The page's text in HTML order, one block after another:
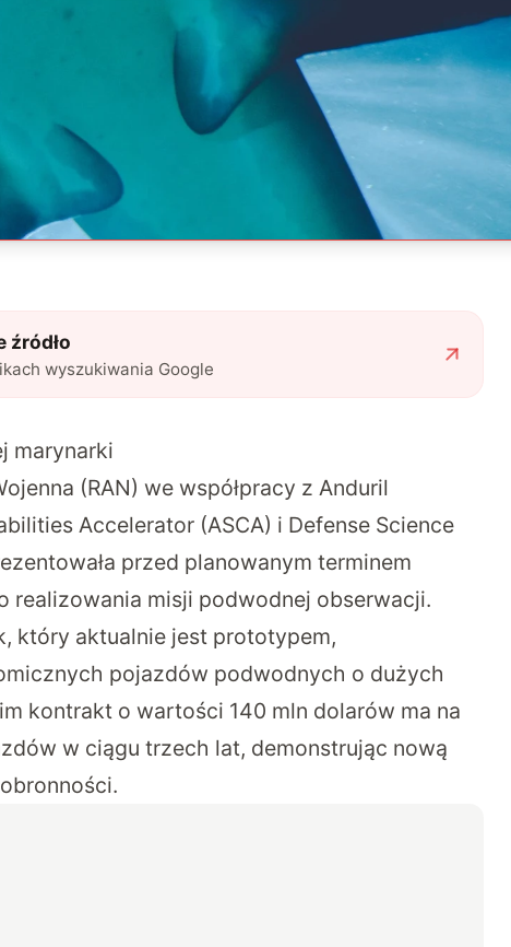
źródło
wyszukiwania Google
marynarki
(RAN) we współpracy z Anduril
Accelerator (ASCA) i Defense Science
przed planowanym terminem
realizowania misji podwodnej obserwacji.
który aktualnie jest prototypem,
pojazdów podwodnych o dużych
kontrakt o wartości 140 mln dolarów ma na
w ciągu trzech lat, demonstrując nową